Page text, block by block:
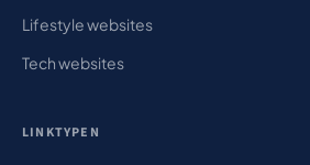
Lifestyle websites
Tech websites
LINKTYPEN